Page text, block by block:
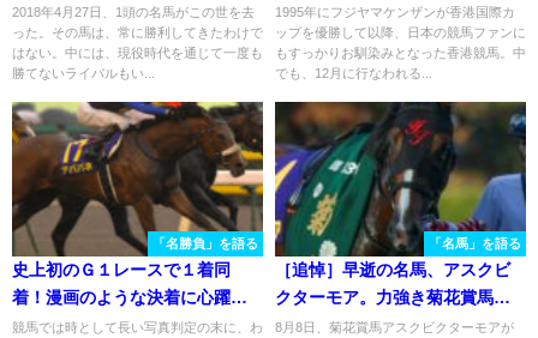
れた日～
2018年4月27日、1頭の名馬がこの世を去
った。その馬は、常に勝利してきたわけで
はない。中には、現役時代を通じて一度も
勝てないライバルもい...
1995年にフジヤマケンザンが香港国際カ
ップを優勝して以降、日本の競馬ファンに
もすっかりお馴染みとなった香港競馬。中
でも、12月に行なわれる...
「名勝負」を語る
史上初のＧ１レースで１着同
着！漫画のような決着に心躍っ
た２０１０年オークスの思い
競馬では時として長い写真判定の末に、わ
「名馬」を語る
［追悼］早逝の名馬、アスクビ
クターモア。力強き菊花賞馬の
駆け抜けた12戦を振り返る。
8月8日、菊花賞馬アスクビクターモアが